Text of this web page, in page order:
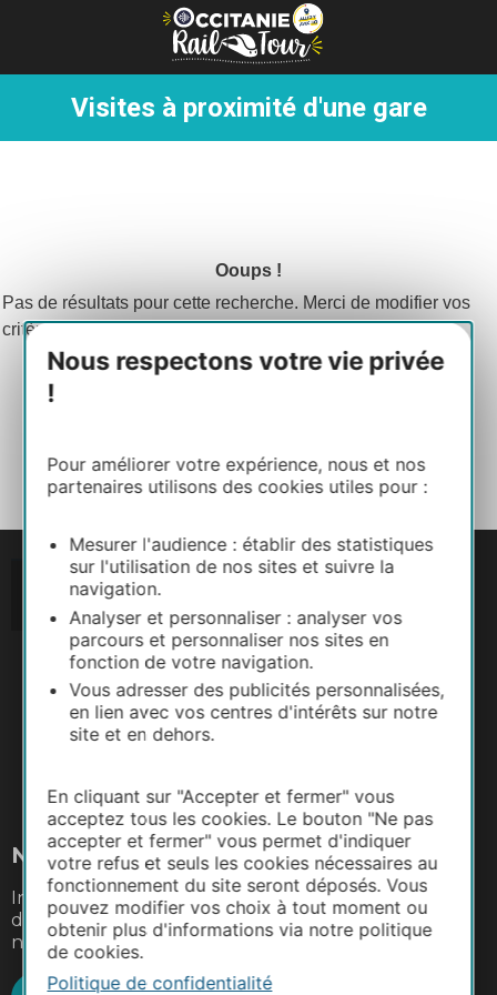
Panneau de gestion des cookies
Nous respectons votre vie privée
!
Pour améliorer votre expérience, nous et nos
partenaires utilisons des cookies utiles pour :
Mesurer l'audience : établir des statistiques
sur l'utilisation de nos sites et suivre la
navigation.
Analyser et personnaliser : analyser vos
parcours et personnaliser nos sites en
fonction de votre navigation.
Vous adresser des publicités personnalisées,
en lien avec vos centres d'intérêts sur notre
site et en dehors.
En cliquant sur "Accepter et fermer" vous
acceptez tous les cookies. Le bouton "Ne pas
accepter et fermer" vous permet d'indiquer
votre refus et seuls les cookies nécessaires au
fonctionnement du site seront déposés. Vous
pouvez modifier vos choix à tout moment ou
obtenir plus d'informations via notre politique
de cookies.
Politique de confidentialité
Visites à proximité d'une gare
Ooups !
Pas de résultats pour cette recherche. Merci de modifier vos
critères de recherche.
#VoyageOccitanie
Newsletter
Inscrivez-vous à la lettre d'information de la
destination Occitanie Sud de France pour recevoir
nos suggestions de séjours, de visites et de sorties.